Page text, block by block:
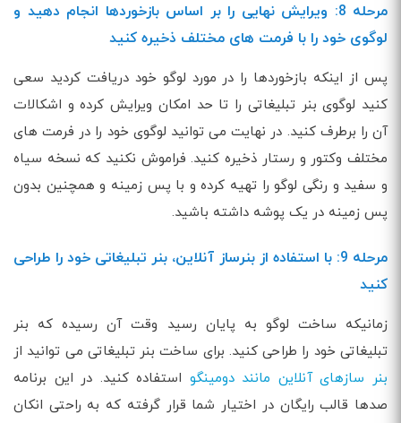
مرحله 8: ویرایش نهایی را بر اساس بازخوردها انجام دهید و
لوگوی خود را با فرمت های مختلف ذخیره کنید
پس از اینکه بازخوردها را در مورد لوگو خود دریافت کردید سعی
کنید لوگوی بنر تبلیغاتی را تا حد امکان ویرایش کرده و اشکالات
آن را برطرف کنید. در نهایت می توانید لوگوی خود را در فرمت های
مختلف وکتور و رستار ذخیره کنید. فراموش نکنید که نسخه سیاه
و سفید و رنگی لوگو را تهیه کرده و با پس زمینه و همچنین بدون
پس زمینه در یک پوشه داشته باشید.
مرحله 9: با استفاده از بنرساز آنلاین، بنر تبلیغاتی خود را طراحی
کنید
زمانیکه ساخت لوگو به پایان رسید وقت آن رسیده که بنر
تبلیغاتی خود را طراحی کنید. برای ساخت بنر تبلیغاتی می توانید از
بنر سازهای آنلاین مانند دومینگو استفاده کنید. در این برنامه
صدها قالب رایگان در اختیار شما قرار گرفته که به راحتی انکان